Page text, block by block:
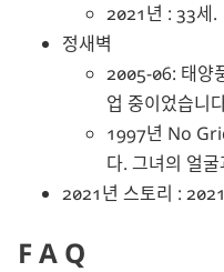
2021년 : 33세.
정새벽
2005-06: 태양
업 중이었습니
1997년 No
다. 그녀의 얼
2021년 스토리 :
FAQ